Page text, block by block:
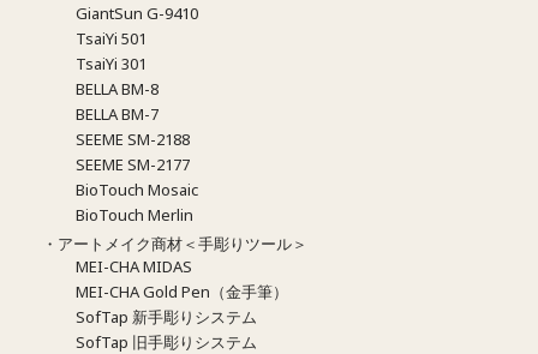
GiantSun G-9410
TsaiYi 501
TsaiYi 301
BELLA BM-8
BELLA BM-7
SEEME SM-2188
SEEME SM-2177
BioTouch Mosaic
BioTouch Merlin
・アートメイク商材＜手彫りツール＞
MEI-CHA MIDAS
MEI-CHA Gold Pen（金手筆）
SofTap 新手彫りシステム
SofTap 旧手彫りシステム